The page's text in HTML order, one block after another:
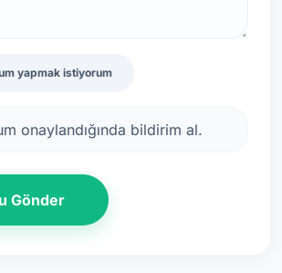
yapmak istiyorum
onaylandığında bildirim al.
Gönder